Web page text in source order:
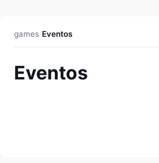
games/Eventos
Eventos